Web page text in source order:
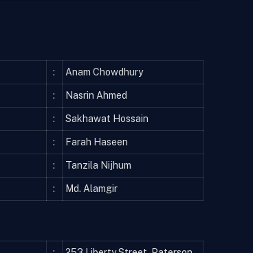
: Anam Chowdhury
: Nasrin Ahmed
: Sakhawat Hossain
: Farah Haseen
: Tanzila Nijhum
: Md. Alamgir